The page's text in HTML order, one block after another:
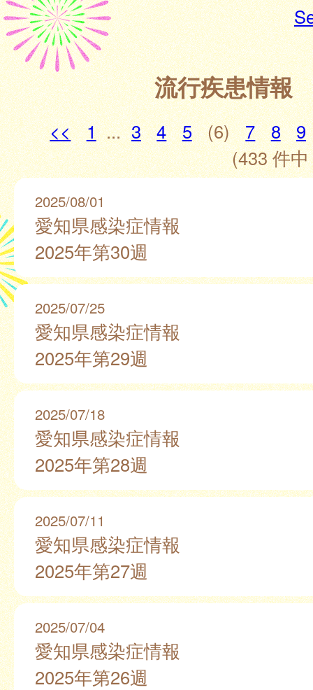
流行疾患情報
<< 1 ... 3 4 5 (6) 7 8
9
(433 件
2025/08/01
愛知県感染症情報
2025年第30週
2025/07/25
愛知県感染症情報
2025年第29週
2025/07/18
愛知県感染症情報
2025年第28週
2025/07/11
愛知県感染症情報
2025年第27週
2025/07/04
愛知県感染症情報
2025年第26週